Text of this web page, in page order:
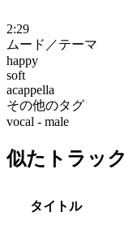
2:29
ムード／テーマ
happy
soft
acappella
その他のタグ
vocal - male
似たトラック
タイトル